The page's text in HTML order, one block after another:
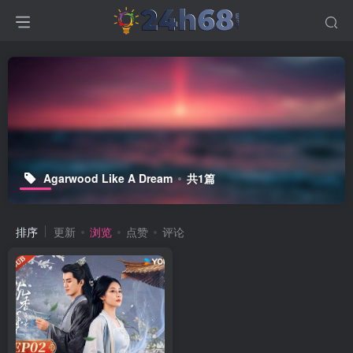
Agarwood Like A Dream 共1篇
排序 更新 浏览 点赞 评论